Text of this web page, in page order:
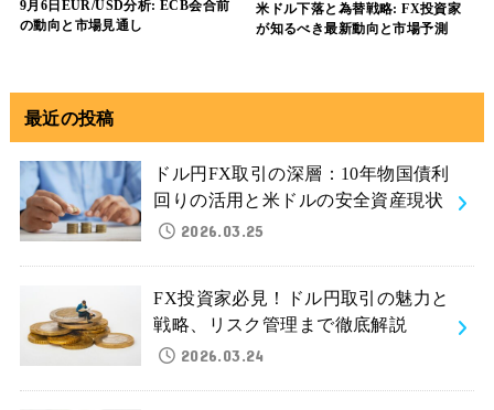
9月6日EUR/USD分析: ECB会合前
の動向と市場見通し
米ドル下落と為替戦略: FX投資家
が知るべき最新動向と市場予測
最近の投稿
ドル円FX取引の深層：10年物国債利
回りの活用と米ドルの安全資産現状
2026.03.25
FX投資家必見！ドル円取引の魅力と
戦略、リスク管理まで徹底解説
2026.03.24